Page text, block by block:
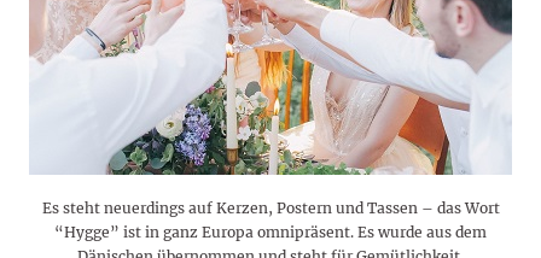
Es steht neuerdings auf Kerzen, Postern und Tassen – das Wort
“Hygge” ist in ganz Europa omnipräsent. Es wurde aus dem